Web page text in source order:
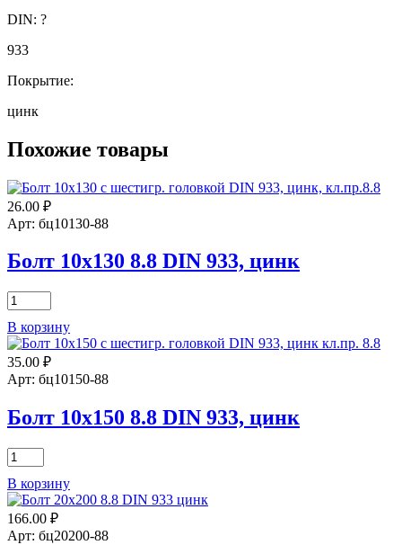
DIN: ?
933
Покрытие:
цинк
Похожие товары
26.00 ₽
Арт: бц10130-88
Болт 10х130 8.8 DIN 933, цинк
Количество
товара
Болт
10х130
8.8
DIN
цинк
В корзину
35.00 ₽
Арт: бц10150-88
Болт 10х150 8.8 DIN 933, цинк
Количество
товара
Болт
10х150
8.8
DIN
В корзину
166.00 ₽
Арт: бц20200-88